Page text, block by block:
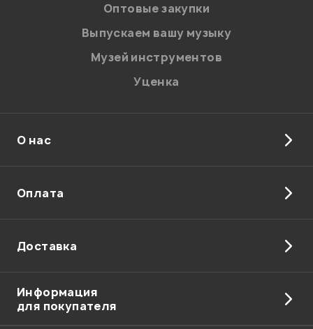
Оптовые закупки
Выпускаем вашу музыку
Музей инструментов
Уценка
О нас
Оплата
Доставка
Информация
для покупателя